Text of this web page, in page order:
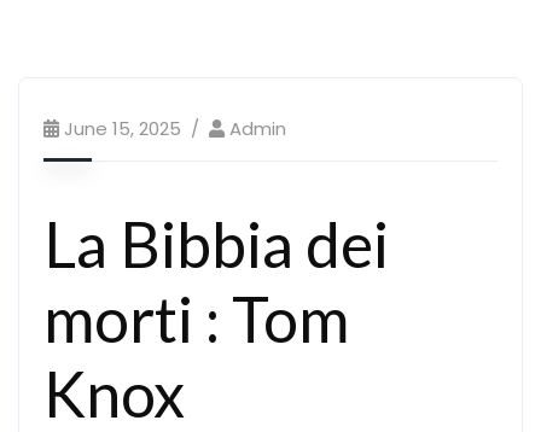
June 15, 2025 Admin
La Bibbia dei
morti : Tom
Knox